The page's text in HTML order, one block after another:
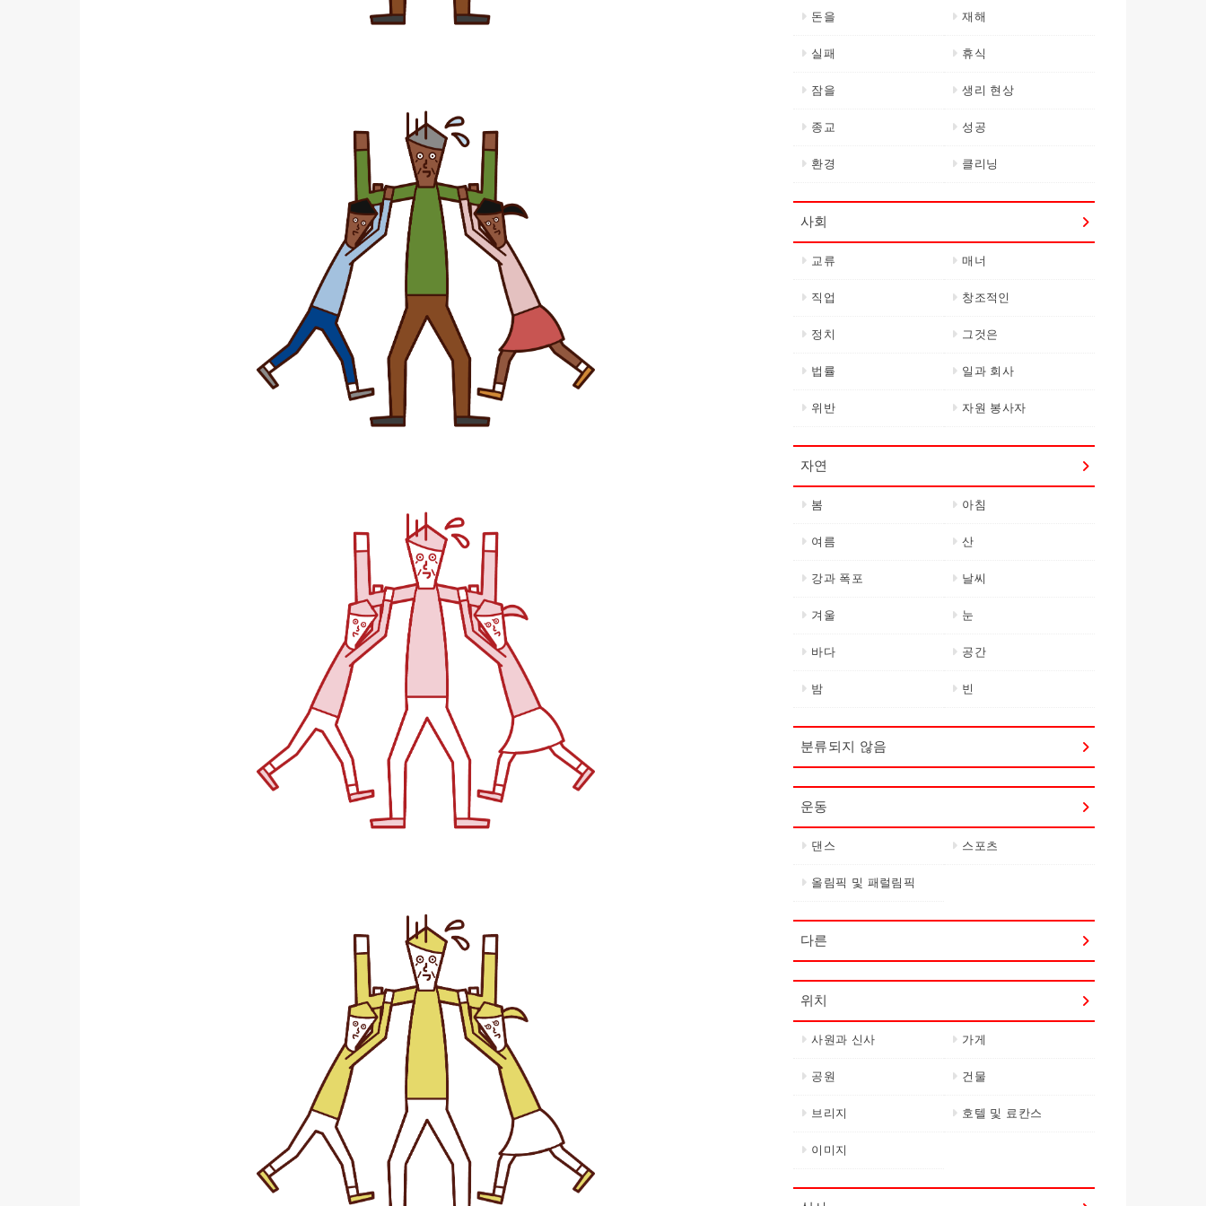
돈을 재해
실패 휴식
잠을 생리 현상
종교 성공
환경 클리닝
사회
교류 매너
직업 창조적인
정치 그것은
법률 일과 회사
위반 자원 봉사자
자연
봄 아침
여름 산
강과 폭포 날씨
겨울 눈
바다 공간
밤 빈
분류되지 않음
운동
댄스 스포츠
올림픽 및 패럴림픽
다른
위치
사원과 신사 가게
공원 건물
브리지 호텔 및 료칸스
이미지